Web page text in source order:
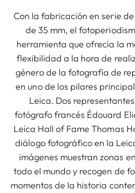
Con la fabricación en serie
de 35 mm, el
herramienta que ofrecía la
flexibilidad a la hora de
género de la fotografía de
en uno de los pilares
Leica. Dos
fotógrafo francés Édouard
Leica Hall of Fame Thomas
diálogo fotográfico en la
imágenes muestran zonas
todo el mundo y recogen de
momentos de la historia